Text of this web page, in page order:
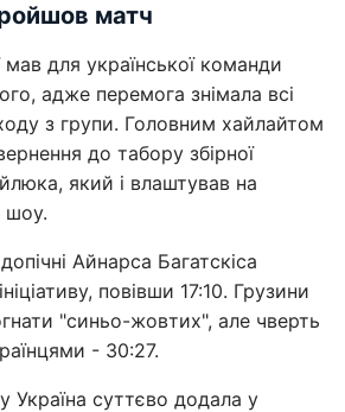
матч
мав для української команди
адже перемога знімала всі
з групи. Головним хайлайтом
до табору збірної
який і влаштував на
шоу.
Айнарса Багатскіса
повівши 17:10. Грузини
"синьо-жовтих", але чверть
- 30:27.
Україна суттєво додала у